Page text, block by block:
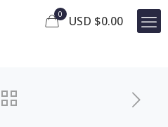
0 USD $0.00